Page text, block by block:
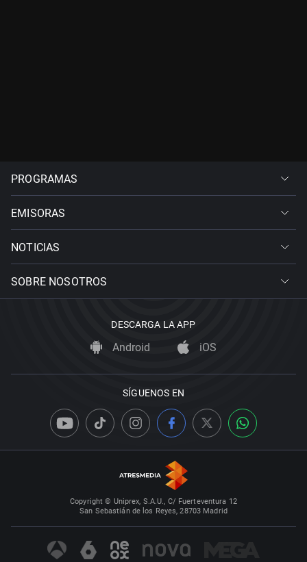
PROGRAMAS
EMISORAS
NOTICIAS
SOBRE NOSOTROS
DESCARGA LA APP
Android iOS
SÍGUENOS EN
Copyright © Uniprex, S.A.U., C/ Fuerteventura 12
San Sebastián de los Reyes, 28703 Madrid